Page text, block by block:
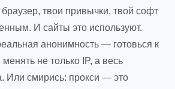
твои привычки, твой софт
И сайты это используют.
анонимность — готовься к
менять не только IP, а весь
Или смирись: прокси — это